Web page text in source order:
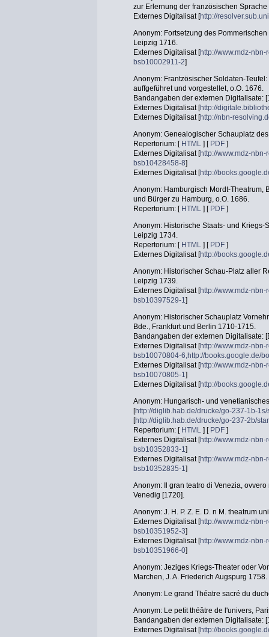
zur Erlernung der französischen
Externes Digitalisat [http://
Anonym: Fortsetzung des
Leipzig 1716.
Externes Digitalisat [http://www.mdz-
bsb10002911-2]
Anonym: Frantzösischer Soldaten-
auffgeführet und vorgestellet, o.O. 1676.
Bandangaben der externen Digitalisate:
Externes Digitalisat [http://
Externes Digitalisat [http://nbn-
Anonym: Genealogischer Schauplatz
Repertorium: [HTML ] [PDF ]
Externes Digitalisat [http://www.mdz-
bsb10428458-8]
Externes Digitalisat [http://
Anonym: Hamburgisch Mordt-Theatrum,
und Bürger zu Hamburg, o.O. 1686.
Repertorium: [HTML ] [PDF ]
Anonym: Historische Staats- und
Leipzig 1734.
Repertorium: [HTML ] [PDF ]
Externes Digitalisat [http://
Anonym: Historischer Schau-Platz aller
Leipzig 1739.
Externes Digitalisat [http://www.mdz-
bsb10397529-1]
Anonym: Historischer Schauplatz
Bde., Frankfurt und Berlin 1710-1715.
Bandangaben der externen Digitalisate:
Externes Digitalisat [http://www.mdz-
bsb10070804-6,http://books.google.de/
Externes Digitalisat [http://www.mdz-
bsb10070805-1]
Externes Digitalisat [http://
Anonym: Hungarisch- und
[http://diglib.hab.de/drucke/go-237-1b-1s/
[http://diglib.hab.de/drucke/go-237-2b/
Repertorium: [HTML ] [PDF ]
Externes Digitalisat [http://www.mdz-
bsb10352833-1]
Externes Digitalisat [http://www.mdz-
bsb10352835-1]
Anonym: Il gran teatro di Venezia,
Venedig [1720].
Anonym: J. H. P. Z. E. D. n M. theatrum
Externes Digitalisat [http://www.mdz-
bsb10351952-3]
Externes Digitalisat [http://www.mdz-
bsb10351966-0]
Anonym: Jeziges Kriegs-Theater oder
Marchen, J. A. Friederich Augspurg 1758.
Anonym: Le grand Théatre sacré du
Anonym: Le petit théâtre de l'univers,
Bandangaben der externen Digitalisate:
Externes Digitalisat [http://